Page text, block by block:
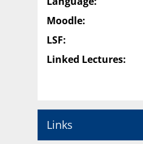
Moodle:
LSF:
Linked Lectures:
Links